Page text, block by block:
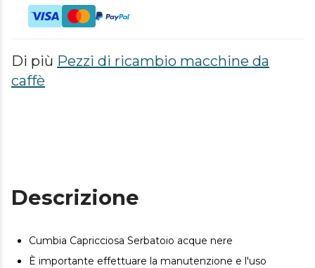
Di più Pezzi di ricambio macchine da
caffè
Descrizione
Cumbia Capricciosa Serbatoio acque nere
È importante effettuare la manutenzione e l'uso